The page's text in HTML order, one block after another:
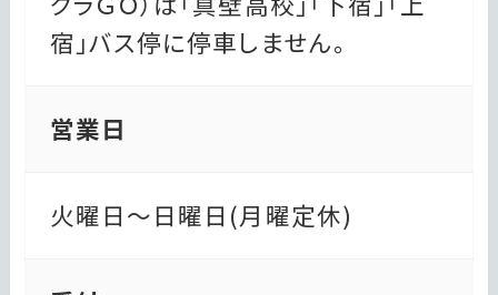
宿」バス停に停車しません。
営業日
火曜日～日曜日(月曜定休)